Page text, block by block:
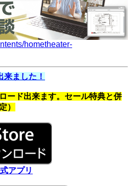
hometheater-
ました！
ード出来ます。セール特典と併
）
アプリ